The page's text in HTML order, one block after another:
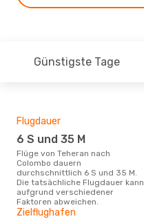
Günstigste Tage
Flugdauer
6 S und 35 M
Flüge von Teheran nach
Colombo dauern
durchschnittlich 6 S und 35 M.
Die tatsächliche Flugdauer kann
aufgrund verschiedener
Faktoren abweichen.
Zielflughafen